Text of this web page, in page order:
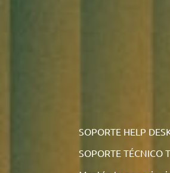
SOPORTE HELP
SOPORTE TÉCNICO